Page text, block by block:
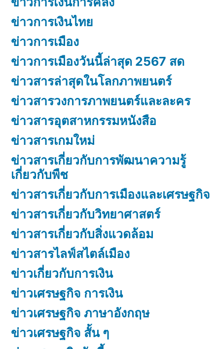
ข่าวการเงินไทย
ข่าวการเมือง
ข่าวการเมืองวันนี้ล่าสุด 2567 สด
ข่าวสารล่าสุดในโลกภาพยนตร์
ข่าวสารวงการภาพยนตร์และละคร
ข่าวสารอุตสาหกรรมหนังสือ
ข่าวสารเกมใหม่
ข่าวสารเกี่ยวกับการพัฒนาความรู้
เกี่ยวกับพืช
ข่าวสารเกี่ยวกับการเมืองและเศรษฐกิจ
ข่าวสารเกี่ยวกับวิทยาศาสตร์
ข่าวสารเกี่ยวกับสิ่งแวดล้อม
ข่าวสารไลฟ์สไตล์เมือง
ข่าวเกี่ยวกับการเงิน
ข่าวเศรษฐกิจ การเงิน
ข่าวเศรษฐกิจ ภาษาอังกฤษ
ข่าวเศรษฐกิจ สั้น ๆ